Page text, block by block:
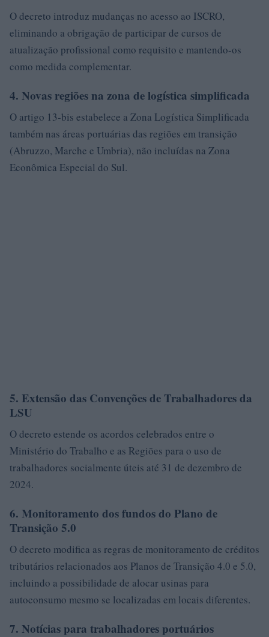
O decreto introduz mudanças no acesso ao ISCRO,
eliminando a obrigação de participar de cursos de
atualização profissional como requisito e mantendo-os
como medida complementar.
4. Novas regiões na zona de logística simplificada
O artigo 13-bis estabelece a Zona Logística Simplificada
também nas áreas portuárias das regiões em transição
(Abruzzo, Marche e Umbria), não incluídas na Zona
Econômica Especial do Sul.
5. Extensão das Convenções de Trabalhadores da
LSU
O decreto estende os acordos celebrados entre o
Ministério do Trabalho e as Regiões para o uso de
trabalhadores socialmente úteis até 31 de dezembro de
2024.
6. Monitoramento dos fundos do Plano de
Transição 5.0
O decreto modifica as regras de monitoramento de créditos
tributários relacionados aos Planos de Transição 4.0 e 5.0,
incluindo a possibilidade de alocar usinas para
autoconsumo mesmo se localizadas em locais diferentes.
7. Notícias para trabalhadores portuários